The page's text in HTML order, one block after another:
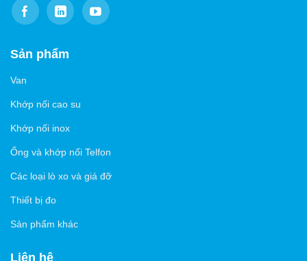
Sản phẩm
Van
Khớp nối cao su
Khớp nối inox
Ống và khớp nối Telfon
Các loại lò xo và giá đỡ
Thiết bị đo
Sản phẩm khác
Liên hệ